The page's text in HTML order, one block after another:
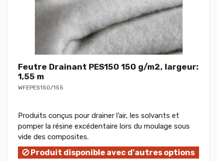
Feutre Drainant PES150 150 g/m2, largeur:
1,55 m
WFEPES150/155
Produits conçus pour drainer l’air, les solvants et
pomper la résine excédentaire lors du moulage sous
vide des composites.
Produit disponible avec d'autres options